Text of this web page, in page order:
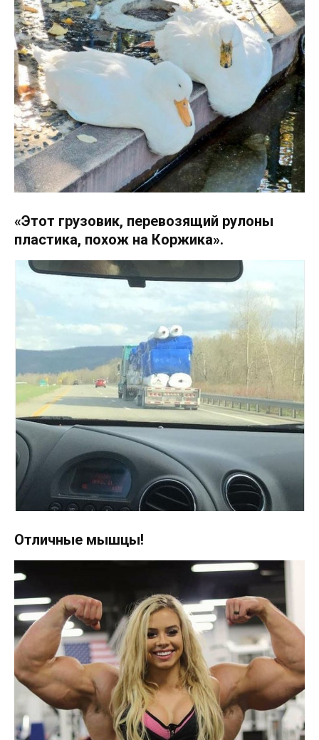
«Этот грузовик, перевозящий рулоны
пластика, похож на Коржика».
Отличные мышцы!